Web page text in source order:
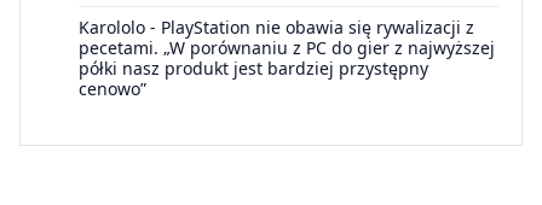
Karololo - PlayStation nie obawia się rywalizacji z
pecetami. „W porównaniu z PC do gier z najwyższej
półki nasz produkt jest bardziej przystępny
cenowo”